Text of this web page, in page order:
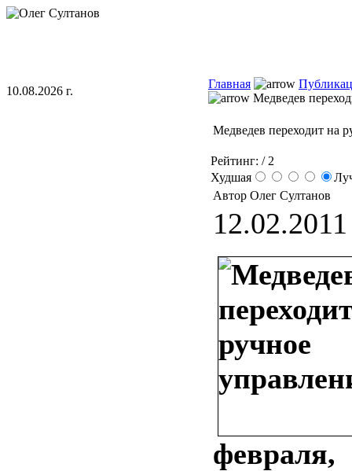
10.08.2026 г.
Главная
Медведев
Медведев переходит на
Рейтинг: / 2
Худшая
Автор Олег Султанов
12.02.2011